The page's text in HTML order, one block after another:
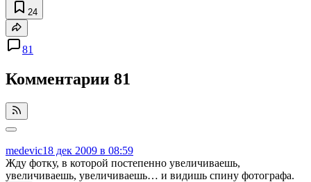
24
81
Комментарии 81
medevic18 дек 2009 в 08:59
Жду фотку, в которой постепенно увеличиваешь,
увеличиваешь, увеличиваешь… и видишь спину фотографа.